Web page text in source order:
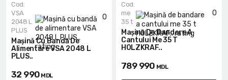
0
Cod:
VSA
2048 L
PLUS
Mașină Cu Bandă De
Alimentare VSA 2048 L
PLUS..
32 990 MDL
0
Cod:
me
35 t
Mașină De Bandare A
Cantului Me 35 T
HOLZKRAF..
789 990 MDL